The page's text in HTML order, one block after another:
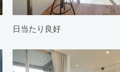
日当たり良好